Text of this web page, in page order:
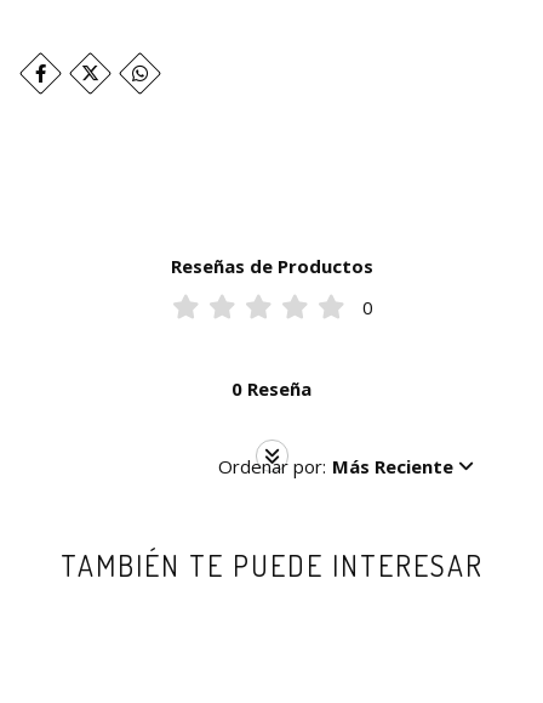
Reseñas de Productos
0
0 Reseña
Ordenar por: Más Reciente
TAMBIÉN TE PUEDE INTERESAR